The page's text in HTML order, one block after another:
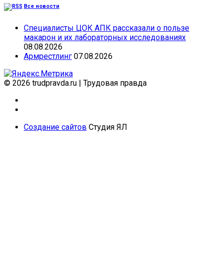
Все новости
Специалисты ЦОК АПК рассказали о пользе
макарон и их лабораторных исследованиях
08.08.2026
Армрестлинг 07.08.2026
© 2026 trudpravda.ru | Трудовая правда
Создание сайтов Студия ЯЛ